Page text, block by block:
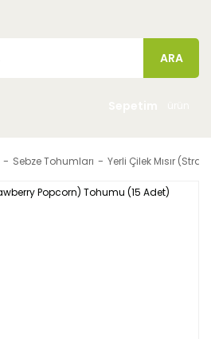
ARA
Sebze Tohumları Yerli Çilek Mısır